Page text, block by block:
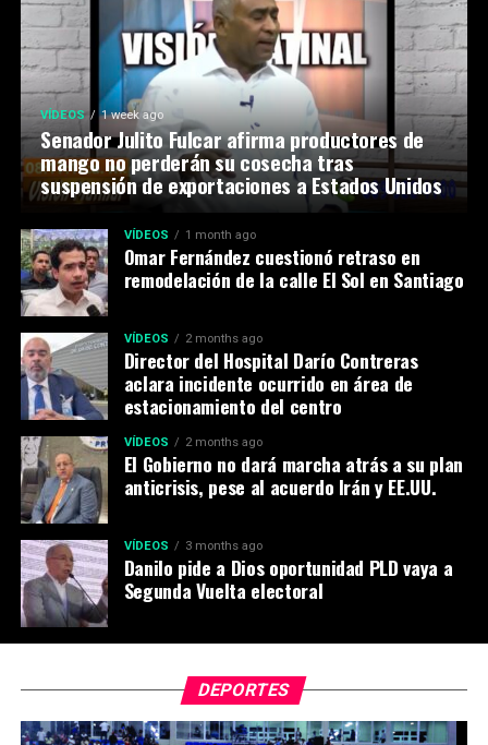
VÍDEOS 1 week ago
Senador Julito Fulcar afirma productores de
mango no perderán su cosecha tras
suspensión de exportaciones a Estados Unidos
VÍDEOS 1 month ago
Omar Fernández cuestionó retraso en
remodelación de la calle El Sol en Santiago
VÍDEOS 2 months ago
Director del Hospital Darío Contreras
aclara incidente ocurrido en área de
estacionamiento del centro
VÍDEOS 2 months ago
El Gobierno no dará marcha atrás a su plan
anticrisis, pese al acuerdo Irán y EE.UU.
VÍDEOS 3 months ago
Danilo pide a Dios oportunidad PLD vaya a
Segunda Vuelta electoral
DEPORTES